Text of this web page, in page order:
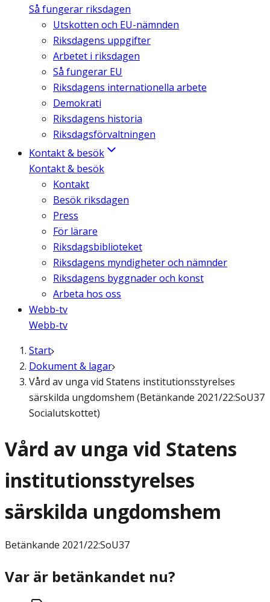
Så fungerar riksdagen
Utskotten och EU-nämnden
Riksdagens uppgifter
Arbetet i riksdagen
Så fungerar EU
Riksdagens internationella arbete
Demokrati
Riksdagens historia
Riksdagsförvaltningen
Kontakt & besök
Kontakt & besök
Kontakt
Besök riksdagen
Press
För lärare
Riksdagsbiblioteket
Riksdagens myndigheter och nämnder
Riksdagens byggnader och konst
Arbeta hos oss
Webb-tv
Webb-tv
Start
Dokument & lagar
Vård av unga vid Statens institutionsstyrelses
särskilda ungdomshem (Betänkande 2021/22:SoU37
Socialutskottet)
Vård av unga vid Statens
institutionsstyrelses
särskilda ungdomshem
Betänkande 2021/22:SoU37
Var är betänkandet nu?